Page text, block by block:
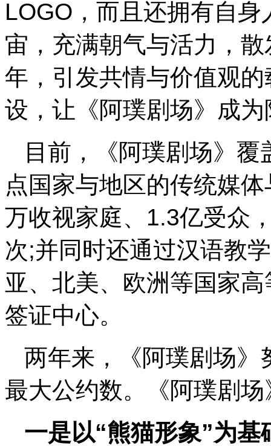
LOGO，而且还拥有自
宙，充满朝气与活力，
年，引发共情与价值观的
设，让《阿璞剧场》成
目前，《阿璞剧场》
点国家与地区的传统媒
万收视家庭、1.3亿受众
次;并同时还通过汉语教
亚、北美、欧洲等国家
签证中心。
两年来，《阿璞剧场》
最大公约数。《阿璞剧
一是以“熊猫形象”为